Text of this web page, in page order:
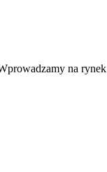
na